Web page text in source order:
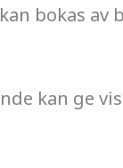
bokas
kan ge